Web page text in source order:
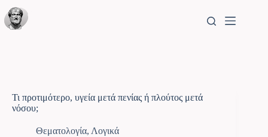
Τι προτιμότερο, υγεία μετά πενίας ή πλούτος μετά
νόσου;
Θεματολογία, Λογικά